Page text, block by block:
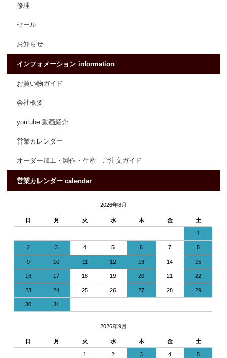
修理
セール
お知らせ
インフォメーション information
お買い物ガイド
会社概要
youtube 動画紹介
営業カレンダー
オーダー加工・製作・生産 ご注文ガイド
営業カレンダー calendar
2026年8月
日 月 火 水 木 金 土
1
2 3 4 5 6 7 8
9 10 11 12 13 14 15
16 17 18 19 20 21 22
23 24 25 26 27 28 29
30 31
2026年9月
日 月 火 水 木 金 土
1 2 3 4 5